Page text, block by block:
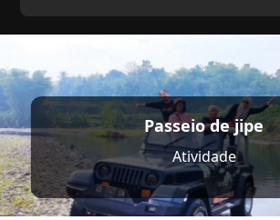
Passeio de jipe
Atividade